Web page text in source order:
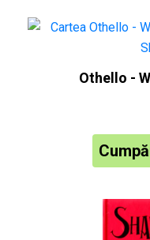
Othello -